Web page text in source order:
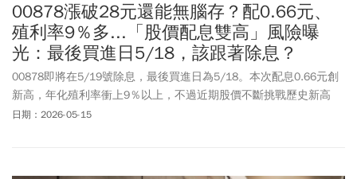
00878漲破28元還能無腦存？配0.66元、
殖利率9％多...「股價配息雙高」風險曝
光：最後買進日5/18，該跟著除息？
00878即將在5/19號除息，最後買進日為5/18。本次配息0.66元創
新高，年化殖利率衝上9％以上，不過近期股價不斷挑戰歷史新高
（5/15盤中價格已來到28.45元），讓不少存股族陷入「現在還能不
日期：2026-05-15